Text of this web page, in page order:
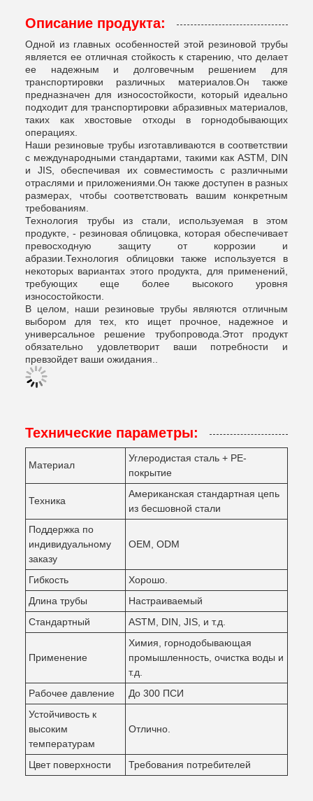
Описание продукта:
Одной из главных особенностей этой резиновой трубы
является ее отличная стойкость к старению, что делает
ее надежным и долговечным решением для
транспортировки различных материалов.Он также
предназначен для износостойкости, который идеально
подходит для транспортировки абразивных материалов,
таких как хвостовые отходы в горнодобывающих
операциях.
Наши резиновые трубы изготавливаются в соответствии
с международными стандартами, такими как ASTM, DIN
и JIS, обеспечивая их совместимость с различными
отраслями и приложениями.Он также доступен в разных
размерах, чтобы соответствовать вашим конкретным
требованиям.
Технология трубы из стали, используемая в этом
продукте, - резиновая облицовка, которая обеспечивает
превосходную защиту от коррозии и
абразии.Технология облицовки также используется в
некоторых вариантах этого продукта, для применений,
требующих еще более высокого уровня
износостойкости.
В целом, наши резиновые трубы являются отличным
выбором для тех, кто ищет прочное, надежное и
универсальное решение трубопровода.Этот продукт
обязательно удовлетворит ваши потребности и
превзойдет ваши ожидания..
Технические параметры:
Материал
Углеродистая сталь + PE-
покрытие
Техника
Американская стандартная цепь
из бесшовной стали
Поддержка по
индивидуальному
заказу
OEM, ODM
Гибкость
Хорошо.
Длина трубы
Настраиваемый
Стандартный
ASTM, DIN, JIS, и т.д.
Применение
Химия, горнодобывающая
промышленность, очистка воды и
т.д.
Рабочее давление
До 300 ПСИ
Устойчивость к
высоким
температурам
Отлично.
Цвет поверхности Требования потребителей